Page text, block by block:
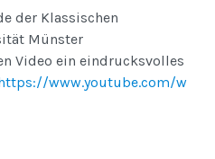
der Klassischen
Münster
Video ein eindrucksvolles
www.youtube.com/w